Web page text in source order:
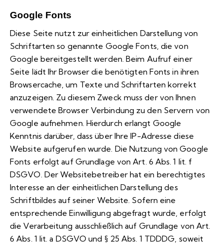
Google Fonts
Diese Seite nutzt zur einheitlichen Darstellung von
Schriftarten so genannte Google Fonts, die von
Google bereitgestellt werden. Beim Aufruf einer
Seite lädt Ihr Browser die benötigten Fonts in ihren
Browsercache, um Texte und Schriftarten korrekt
anzuzeigen. Zu diesem Zweck muss der von Ihnen
verwendete Browser Verbindung zu den Servern von
Google aufnehmen. Hierdurch erlangt Google
Kenntnis darüber, dass über Ihre IP-Adresse diese
Website aufgerufen wurde. Die Nutzung von Google
Fonts erfolgt auf Grundlage von Art. 6 Abs. 1 lit. f
DSGVO. Der Websitebetreiber hat ein berechtigtes
Interesse an der einheitlichen Darstellung des
Schriftbildes auf seiner Website. Sofern eine
entsprechende Einwilligung abgefragt wurde, erfolgt
die Verarbeitung ausschließlich auf Grundlage von Art.
6 Abs. 1 lit. a DSGVO und § 25 Abs. 1 TDDDG, soweit